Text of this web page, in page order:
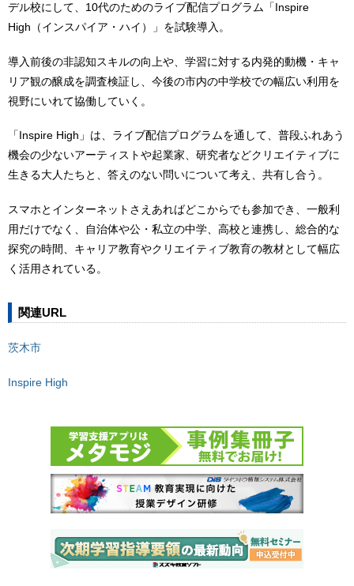
デル校にして、10代のためのライブ配信プログラム「Inspire
High（インスパイア・ハイ）」を試験導入。
導入前後の非認知スキルの向上や、学習に対する内発的動機・キャ
リア観の醸成を調査検証し、今後の市内の中学校での幅広い利用を
視野にいれて協働していく。
「Inspire High」は、ライブ配信プログラムを通して、普段ふれあう
機会の少ないアーティストや起業家、研究者などクリエイティブに
生きる大人たちと、答えのない問いについて考え、共有し合う。
スマホとインターネットさえあればどこからでも参加でき、一般利
用だけでなく、自治体や公・私立の中学、高校と連携し、総合的な
探究の時間、キャリア教育やクリエイティブ教育の教材として幅広
く活用されている。
関連URL
茨木市
Inspire High